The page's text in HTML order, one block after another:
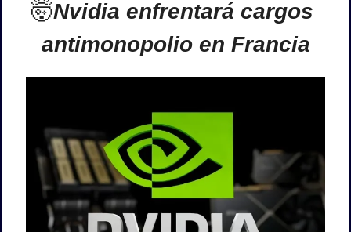
🤯Nvidia enfrentará cargos
antimonopolio en Francia